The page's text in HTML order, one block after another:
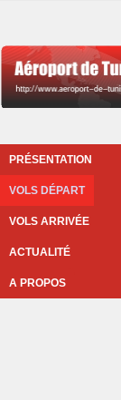
PRÉSENTATION
VOLS DÉPART
VOLS ARRIVÉE
ACTUALITÉ
A PROPOS